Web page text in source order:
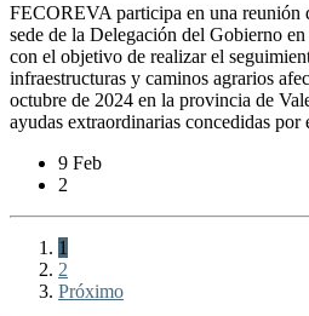
FECOREVA participa en una reunión
sede de la Delegación del Gobierno
con el objetivo de realizar el
infraestructuras y caminos agrarios
octubre de 2024 en la provincia de
ayudas extraordinarias concedidas
9 Feb
2
1
2
Próximo